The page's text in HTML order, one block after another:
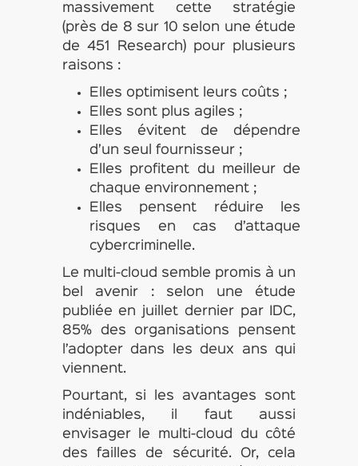
massivement cette stratégie
(près de 8 sur 10 selon une étude
de 451 Research) pour plusieurs
raisons :
Elles optimisent leurs coûts ;
Elles sont plus agiles ;
Elles évitent de dépendre
d’un seul fournisseur ;
Elles profitent du meilleur de
chaque environnement ;
Elles pensent réduire les
risques en cas d’attaque
cybercriminelle.
Le multi-cloud semble promis à un
bel avenir : selon une étude
publiée en juillet dernier par IDC,
85% des organisations pensent
l’adopter dans les deux ans qui
viennent.
Pourtant, si les avantages sont
indéniables, il faut aussi
envisager le multi-cloud du côté
des failles de sécurité. Or, cela